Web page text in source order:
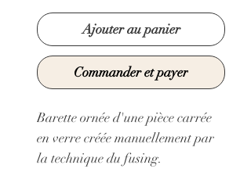
Ajouter au panier
Commander et payer
Barette ornée d'une pièce carrée
en verre créée manuellement par
la technique du fusing.